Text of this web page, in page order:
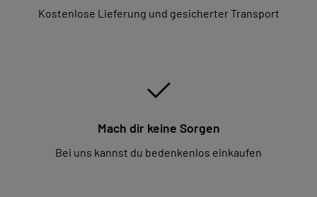
Kostenlose Lieferung und gesicherter Transport
Mach dir keine Sorgen
Bei uns kannst du bedenkenlos einkaufen